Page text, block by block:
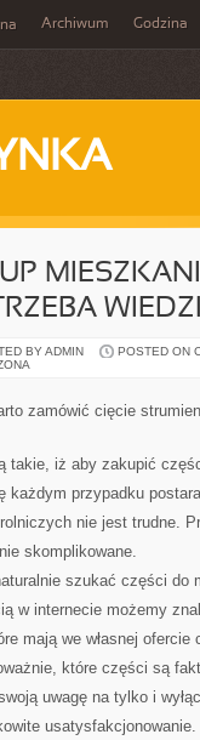
Archiwum Godzina
BY ADMIN POSTED ON
zamówić cięcie
takie, iż aby zakupić
każdym przypadku
nie jest trudne.
skomplikowane.
szukać części do
w internecie możemy
mają we własnej
które części są
uwagę na tylko i
usatysfakcjonowanie.